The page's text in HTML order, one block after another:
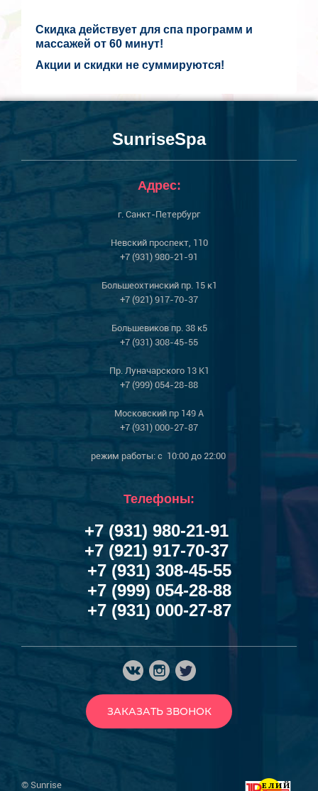
Скидка действует для спа программ и
массажей от 60 минут!
Акции и скидки не суммируются!
SunriseSpa
Адрес:
г. Санкт-Петербург
Невский проспект, 110
+7 (931) 980-21-91
Большеохтинский пр. 15 к1
+7 (921) 917-70-37
Большевиков пр. 38 к5
+7 (931) 308-45-55
Пр. Луначарского 13 К1
+7 (999) 054-28-88
Московский пр 149 А
+7 (931) 000-27-87
режим работы: с 10:00 до 22:00
Телефоны:
+7 (931) 980-21-91
+7 (921) 917-70-37
+7 (931) 308-45-55
+7 (999) 054-28-88
+7 (931) 000-27-87
ЗАКАЗАТЬ ЗВОНОК
© Sunrise